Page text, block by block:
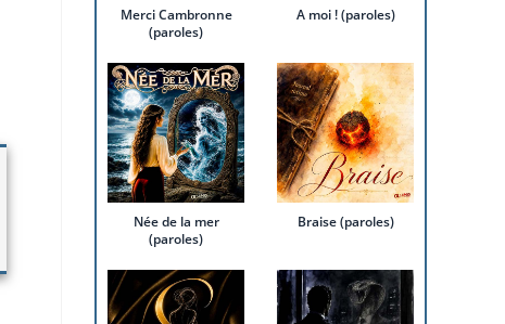
Merci Cambronne
(paroles)
A moi ! (paroles)
Née de la mer
(paroles)
Braise (paroles)